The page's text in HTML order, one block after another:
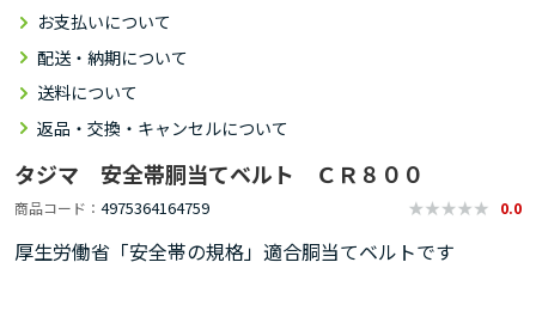
お支払いについて
配送・納期について
送料について
返品・交換・キャンセルについて
タジマ 安全帯胴当てベルト ＣＲ８００
商品コード 4975364164759 0.0
厚生労働省「安全帯の規格」適合胴当てベルトです